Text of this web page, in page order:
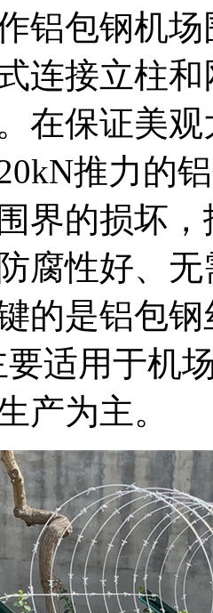
铝包钢机
连接立柱
在保证美
推力的
界的损坏
腐性好、
的是铝包
要适用于机
产为主。